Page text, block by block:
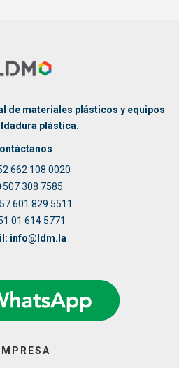
de materiales plásticos y equipos
plástica.
662 108 0020
308 7585
601 829 5511
01 614 5771
info@ldm.la